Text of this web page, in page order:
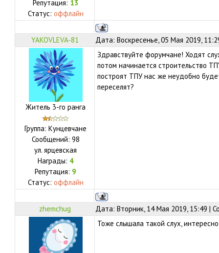
Репутация: 13
Статус: оффлайн
YAKOVLEVA-81 Дата: Воскресенье, 05 Мая 2019,
Житель 3-го ранга
Группа: Кунцевчане
Сообщений: 98
ул. ярцевская
Награды: 4
Репутация: 9
Статус: оффлайн
Здравствуйте форумчане! Ходят
потом начинается строительство
построят ТПУ нас же неудобно
переселят?
zhemchug Дата: Вторник, 14 Мая 2019, 15:49 |
Тоже слышала такой слух,